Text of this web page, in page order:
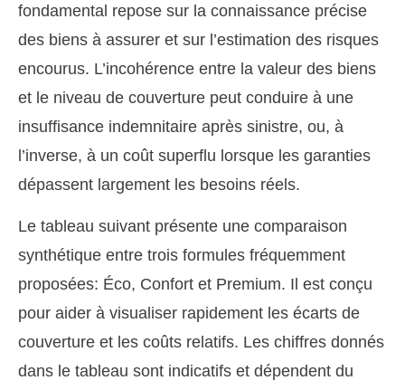
fondamental repose sur la connaissance précise
des biens à assurer et sur l’estimation des risques
encourus. L’incohérence entre la valeur des biens
et le niveau de couverture peut conduire à une
insuffisance indemnitaire après sinistre, ou, à
l’inverse, à un coût superflu lorsque les garanties
dépassent largement les besoins réels.
Le tableau suivant présente une comparaison
synthétique entre trois formules fréquemment
proposées: Éco, Confort et Premium. Il est conçu
pour aider à visualiser rapidement les écarts de
couverture et les coûts relatifs. Les chiffres donnés
dans le tableau sont indicatifs et dépendent du